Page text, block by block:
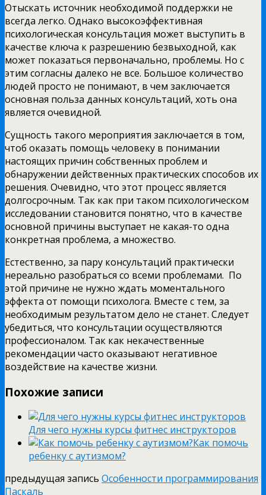
Отыскать источник необходимой поддержки не
всегда легко. Однако высокоэффективная
психологическая консультация может выступить в
качестве ключа к разрешению безвыходной, как
может показаться первоначально, проблемы. Но с
этим согласны далеко не все. Большое количество
людей просто не понимают, в чем заключается
основная польза данных консультаций, хоть она
является очевидной.
Сущность такого мероприятия заключается в том,
чтоб оказать помощь человеку в понимании
настоящих причин собственных проблем и
обнаружении действенных практических способов их
решения. Очевидно, что этот процесс является
долгосрочным. Так как при таком психологическом
исследовании становится понятно, что в качестве
основной причины выступает не какая-то одна
конкретная проблема, а множество.
Естественно, за пару консультаций практически
нереально разобраться со всеми проблемами. По
этой причине не нужно ждать моментального
эффекта от помощи психолога. Вместе с тем, за
необходимым результатом дело не станет. Следует
убедиться, что консультации осуществляются
профессионалом. Так как некачественные
рекомендации часто оказывают негативное
воздействие на качестве жизни.
Похожие записи
Для чего нужны курсы фитнес инструкторов
Как помочь
ребенку с аутизмом?
предыдущая запись Особенности программирования
Паскаль